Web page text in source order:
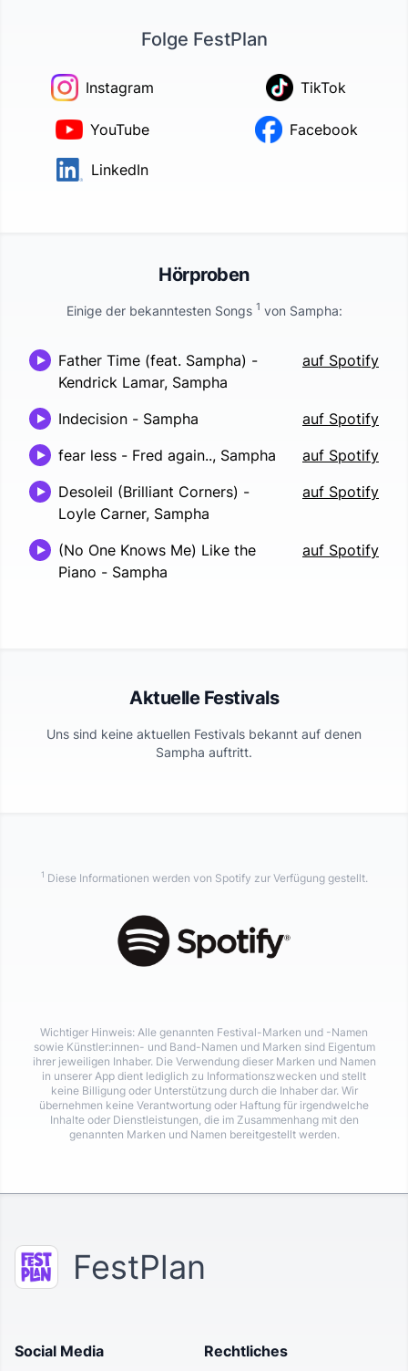
Folge FestPlan
Instagram TikTok
YouTube Facebook
LinkedIn
Hörproben
Einige der bekanntesten Songs 1 von Sampha:
Father Time (feat. Sampha) -
Kendrick Lamar, Sampha
auf Spotify
Indecision - Sampha
auf Spotify
fear less - Fred again.., Sampha
auf Spotify
Desoleil (Brilliant Corners) -
Loyle Carner, Sampha
auf Spotify
(No One Knows Me) Like the
Piano - Sampha
auf Spotify
Aktuelle Festivals
Uns sind keine aktuellen Festivals bekannt auf denen
Sampha auftritt.
1 Diese Informationen werden von Spotify zur Verfügung gestellt.
Wichtiger Hinweis: Alle genannten Festival-Marken und -Namen
sowie Künstler:innen- und Band-Namen und Marken sind Eigentum
ihrer jeweiligen Inhaber. Die Verwendung dieser Marken und Namen
in unserer App dient lediglich zu Informationszwecken und stellt
keine Billigung oder Unterstützung durch die Inhaber dar. Wir
übernehmen keine Verantwortung oder Haftung für irgendwelche
Inhalte oder Dienstleistungen, die im Zusammenhang mit den
genannten Marken und Namen bereitgestellt werden.
FestPlan
Social Media Rechtliches